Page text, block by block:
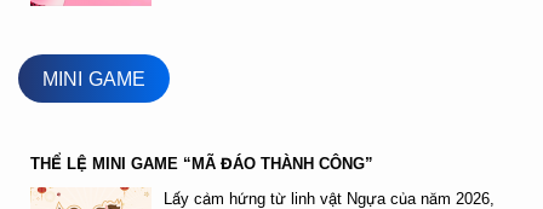
MINI GAME
THỂ LỆ MINI GAME “MÃ ĐÁO THÀNH CÔNG”
Lấy cảm hứng từ linh vật Ngựa của năm 2026,